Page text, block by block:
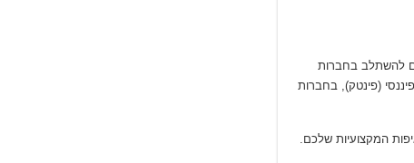
להשתלב בחברות
(פינטק), בחברות
המקצועיות שלכם.